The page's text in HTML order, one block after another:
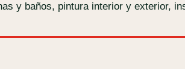
y baños, pintura interior y exterior,